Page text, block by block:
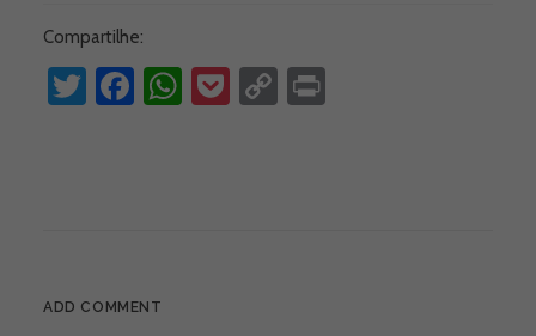
Compartilhe:
Twitter
Facebook
WhatsApp
Pocket
Copy
ADD COMMENT